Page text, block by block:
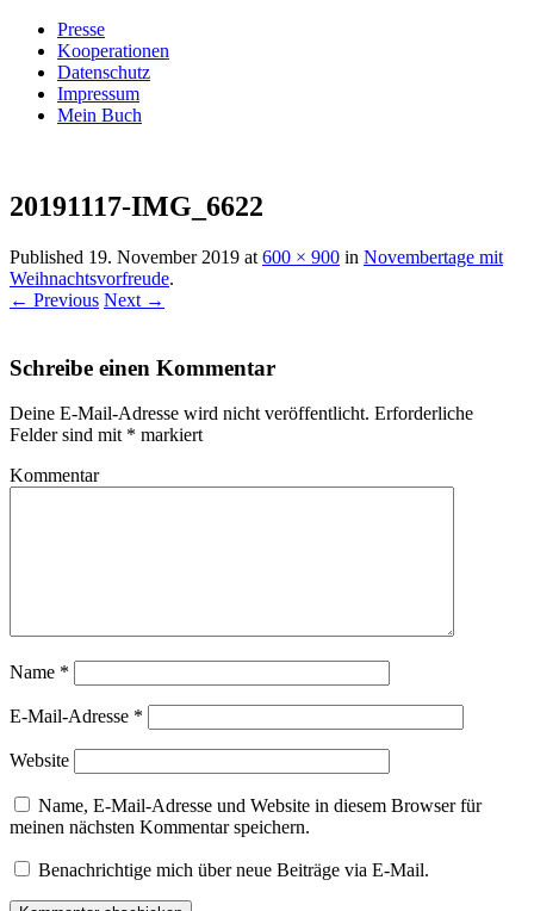
Presse
Kooperationen
Datenschutz
Impressum
Mein Buch
Villa König
20191117-IMG_6622
Published 19. November 2019 at 600 × 900 in Novembertage mit
Weihnachtsvorfreude.
← Previous Next →
Schreibe einen Kommentar
Deine E-Mail-Adresse wird nicht veröffentlicht. Erforderliche
Felder sind mit * markiert
Kommentar
Name *
E-Mail-Adresse *
Website
Name, E-Mail-Adresse und Website in diesem Browser für
meinen nächsten Kommentar speichern.
Benachrichtige mich über neue Beiträge via E-Mail.